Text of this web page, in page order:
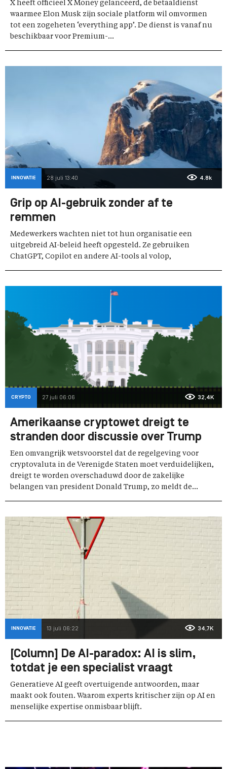
X heeft officieel X Money gelanceerd, de betaaldienst
waarmee Elon Musk zijn sociale platform wil omvormen
tot een zogeheten ‘everything app’. De dienst is vanaf nu
beschikbaar voor Premium-...
INNOVATIE 28 juli 13:40 4.8k
Grip op AI-gebruik zonder af te
remmen
Medewerkers wachten niet tot hun organisatie een
uitgebreid AI-beleid heeft opgesteld. Ze gebruiken
ChatGPT, Copilot en andere AI-tools al volop,
CRYPTO 27 juli 06:06 32,4K
Amerikaanse cryptowet dreigt te
stranden door discussie over Trump
Een omvangrijk wetsvoorstel dat de regelgeving voor
cryptovaluta in de Verenigde Staten moet verduidelijken,
dreigt te worden overschaduwd door de zakelijke
belangen van president Donald Trump, zo meldt de...
INNOVATIE 13 juli 06:22 34,7K
[Column] De AI-paradox: AI is slim,
totdat je een specialist vraagt
Generatieve AI geeft overtuigende antwoorden, maar
maakt ook fouten. Waarom experts kritischer zijn op AI en
menselijke expertise onmisbaar blijft.